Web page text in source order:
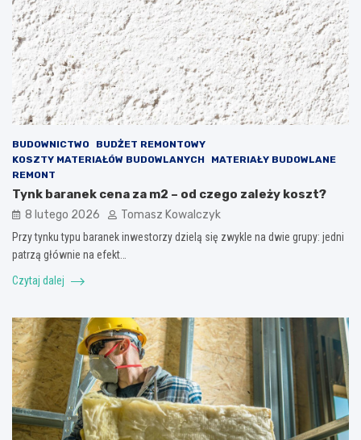
BUDOWNICTWO
BUDŻET REMONTOWY
KOSZTY MATERIAŁÓW BUDOWLANYCH
MATERIAŁY BUDOWLANE
REMONT
Tynk baranek cena za m2 – od czego zależy koszt?
8 lutego 2026 Tomasz Kowalczyk
Przy tynku typu baranek inwestorzy dzielą się zwykle na dwie grupy: jedni
patrzą głównie na efekt…
Czytaj dalej